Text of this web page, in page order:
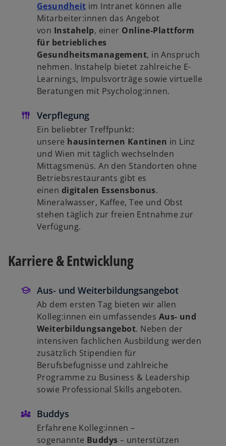
Gesundheit im Intranet können alle
Mitarbeiter:innen das Angebot
von Instahelp, einer Online-Plattform
für betriebliches
Gesundheitsmanagement, in Anspruch
nehmen. Instahelp bietet zahlreiche E-
Learnings, Impulsvorträge sowie virtuelle
Beratungen mit Psycholog:innen.
Verpflegung
Ein beliebter Treffpunkt:
unsere hausinternen Kantinen in Linz
und Wien mit täglich wechselnden
Mittagsmenüs. An den Standorten ohne
Betriebsrestaurants gibt es
einen digitalen Essensbonus.
Mineralwasser, Kaffee, Tee und Obst
stehen täglich zur freien Entnahme zur
Verfügung.
Karriere & Entwicklung
Aus- und Weiterbildungsangebot
Ab dem ersten Tag bieten wir allen
Kolleg:innen ein umfassendes Aus- und
Weiterbildungsangebot. Neben der
intensiven fachlichen Ausbildung werden
zusätzlich Stipendien für
Berufsbefugnisse und zahlreiche
Programme zu Business & Leadership
sowie Professional Skills angeboten.
Buddys
Erfahrene Kolleg:innen –
sogenannte Buddys – unterstützen